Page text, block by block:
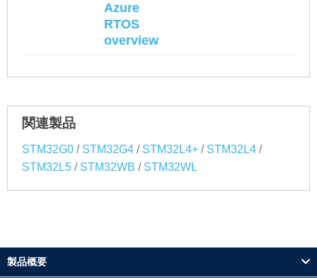
Azure
RTOS
overview
関連製品
STM32G0 / STM32G4 / STM32L4+ / STM32L4 /
STM32L5 / STM32WB / STM32WL
製品概要